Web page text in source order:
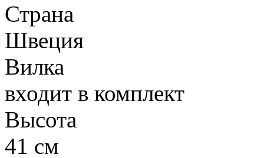
Страна
Швеция
Вилка
входит в комплект
Высота
41 см